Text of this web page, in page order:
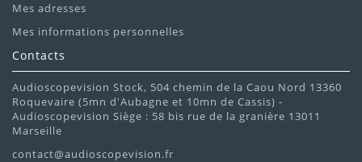
Mes adresses
Mes informations personnelles
Contacts
Audioscopevision Stock, 504 chemin de la Caou Nord 13360
Roquevaire (5mn d'Aubagne et 10mn de Cassis) -
Audioscopevision Siège : 58 bis rue de la granière 13011
Marseille
contact@audioscopevision.fr